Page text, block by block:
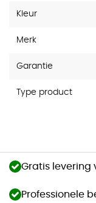
Kleur
Merk
Garantie
Type product
Gratis levering
Professionele